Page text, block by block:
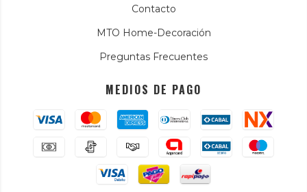
Contacto
MTO Home-Decoración
Preguntas Frecuentes
MEDIOS DE PAGO